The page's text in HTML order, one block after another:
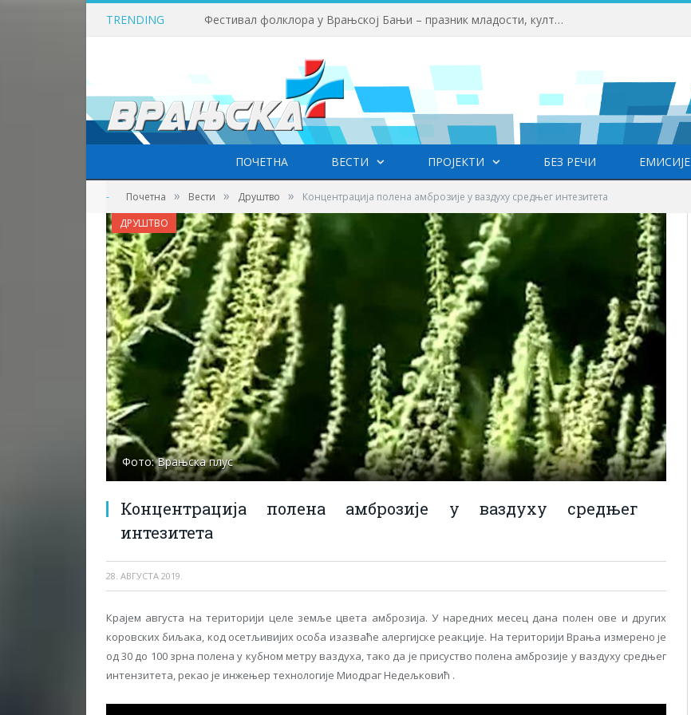
TRENDING Фестивал фолклора у Врањској Бањи – празник младости, културе, традиције и пријатељства
ПОЧЕТНА ВЕСТИ ПРОЈЕКТИ БЕЗ РЕЧИ ЕМИСИЈЕ
- Почетна » Вести » Друштво » Концентрација полена амброзије у ваздуху средњег интезитета
Фото: Врањска плус
Концентрација полена амброзије у ваздуху средњег
интезитета
28. АВГУСТА 2019.
ДРУШТВО
Крајем августа на територији целе земље цвета амброзија. У наредних месец дана полен ове и других
коровских биљака, код осетљивијих особа изазваће алергијске реакције. На територији Врања измерено је
од 30 до 100 зрна полена у кубном метру ваздуха, тако да је присуство полена амброзије у ваздуху средњег
интензитета, рекао је инжењер технологије Миодраг Недељковић .